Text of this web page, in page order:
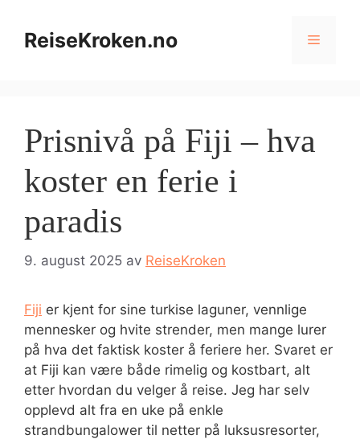
innholdReiseKroken.no Meny
Prisnivå på Fiji – hva
koster en ferie i
paradis
9. august 2025 av ReiseKroken
Fiji er kjent for sine turkise laguner, vennlige
mennesker og hvite strender, men mange lurer
på hva det faktisk koster å feriere her. Svaret er
at Fiji kan være både rimelig og kostbart, alt
etter hvordan du velger å reise. Jeg har selv
opplevd alt fra en uke på enkle
strandbungalower til netter på luksusresorter,